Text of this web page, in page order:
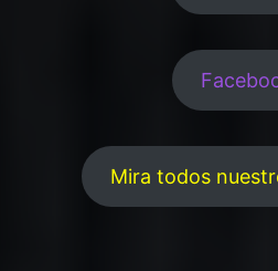
Mira todos